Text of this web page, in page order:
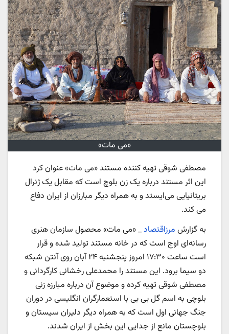
«می مات»
مصطفی شوقی تهیه کننده مستند «می مات» عنوان کرد
این اثر مستند درباره یک زن بلوچ است که مقابل یک ژنرال
بریتانیایی می‌ایستد و به همراه دیگر مبارزان از ایران دفاع
می کند.
به گزارش مرزاقتصاد_ «می مات» محصول سازمان هنری
رسانه‌ای اوج است که در خانه مستند تولید شده و قرار
است ساعت ۱۷:۳۰ امروز پنجشنبه ۲۴ آبان روی آنتن شبکه
دو سیما برود. این مستند را محمدعلی رخشانی کارگردانی و
مصطفی شوقی تهیه کرده و موضوع آن درباره مبارزه زنی
بلوچی به اسم گل بی بی با استعمارگران انگلیسی در دوران
جنگ جهانی اول است که به همراه دیگر دلیران سیستان و
بلوچستان مانع از جدایی این بخش از ایران شدند.